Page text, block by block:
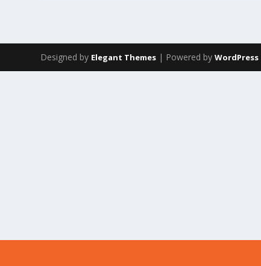
Designed by Elegant Themes | Powered byWordPress